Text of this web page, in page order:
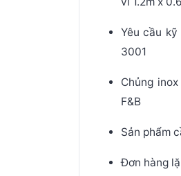
Yêu cầu
3001
Chủng
F&B
Sản phẩm
Đơn hàng